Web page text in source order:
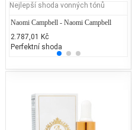
Nejlepší shoda vonných tónů
Naomi Campbell - Naomi Campbell
2.787,01 Kč
Perfektní shoda